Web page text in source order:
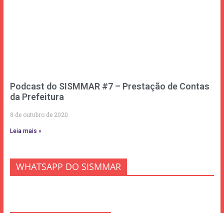
Podcast do SISMMAR #7 – Prestação de Contas
da Prefeitura
8 de outubro de 2020
Leia mais »
WHATSAPP DO SISMMAR